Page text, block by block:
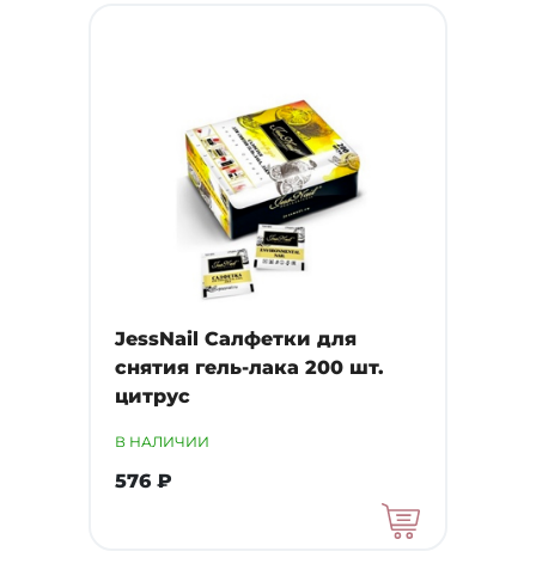
JessNail Салфетки для
снятия гель-лака 200 шт.
цитрус
В НАЛИЧИИ
576 ₽